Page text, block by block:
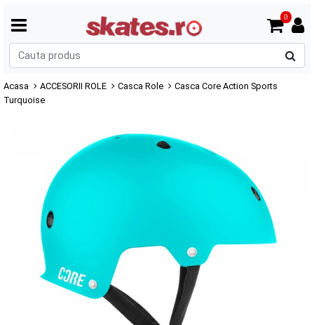
0
Acasa ACCESORII ROLE Casca Role
Casca Core Action Sports
Turquoise